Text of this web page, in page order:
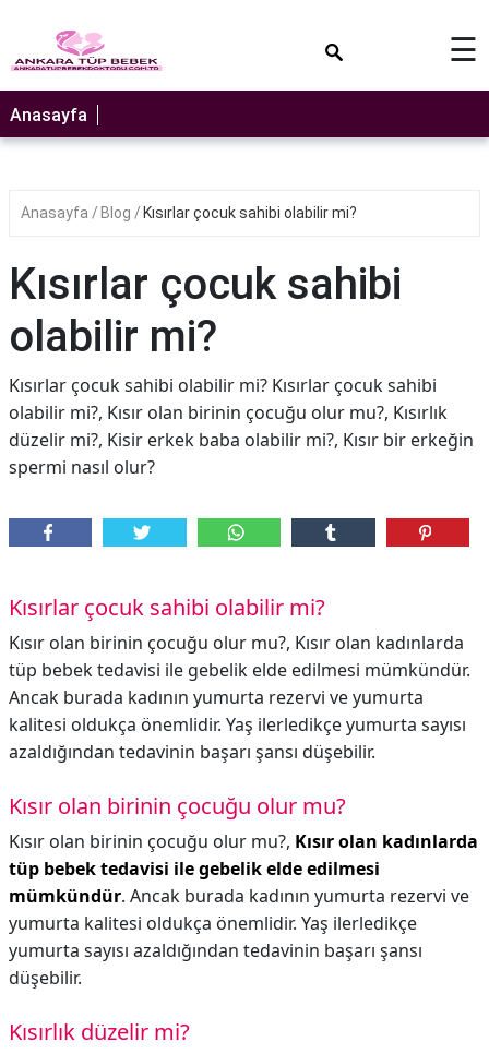
☰
Anasayfa
Anasayfa Blog Kısırlar çocuk sahibi olabilir mi?
Kısırlar çocuk sahibi
olabilir mi?
Kısırlar çocuk sahibi olabilir mi? Kısırlar çocuk sahibi
olabilir mi?, Kısır olan birinin çocuğu olur mu?, Kısırlık
düzelir mi?, Kisir erkek baba olabilir mi?, Kısır bir erkeğin
spermi nasıl olur?
Kısırlar çocuk sahibi olabilir mi?
Kısır olan birinin çocuğu olur mu?, Kısır olan kadınlarda
tüp bebek tedavisi ile gebelik elde edilmesi mümkündür.
Ancak burada kadının yumurta rezervi ve yumurta
kalitesi oldukça önemlidir. Yaş ilerledikçe yumurta sayısı
azaldığından tedavinin başarı şansı düşebilir.
Kısır olan birinin çocuğu olur mu?
Kısır olan birinin çocuğu olur mu?, Kısır olan kadınlarda
tüp bebek tedavisi ile gebelik elde edilmesi
mümkündür. Ancak burada kadının yumurta rezervi ve
yumurta kalitesi oldukça önemlidir. Yaş ilerledikçe
yumurta sayısı azaldığından tedavinin başarı şansı
düşebilir.
Kısırlık düzelir mi?